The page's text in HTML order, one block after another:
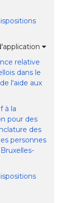
relative
dans le
l'aide aux
à la
pour des
des
personnes